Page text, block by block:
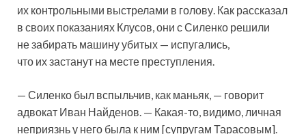
их контрольными выстрелами в голову. Как рассказал
в своих показаниях Клусов, они с Силенко решили
не забирать машину убитых — испугались,
что их застанут на месте преступления.
— Силенко был вспыльчив, как маньяк, — говорит
адвокат Иван Найденов. — Какая-то, видимо, личная
неприязнь у него была к ним [супругам Тарасовым].